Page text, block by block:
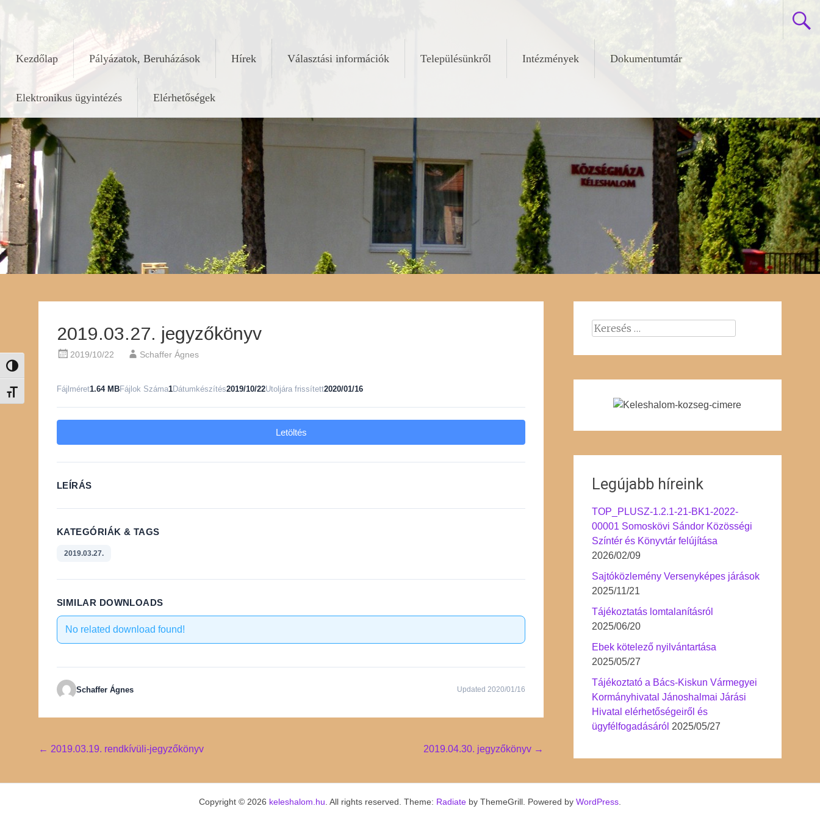
Nagy kontraszt váltása
Betűméret váltása
Kezdőlap Pályázatok, Beruházások Hírek Választási információk Településünkről Intézmények Dokumentumtár
Elektronikus ügyintézés Elérhetőségek
2019.03.27. jegyzőkönyv
2019/10/22 Schaffer Ágnes
Fájlméret1.64 MBFájlok Száma1Dátumkészítés2019/10/22Utoljára frissített2020/01/16
Letöltés
LEÍRÁS
KATEGÓRIÁK & TAGS
2019.03.27.
SIMILAR DOWNLOADS
No related download found!
Schaffer Ágnes Updated 2020/01/16
Post
← 2019.03.19. rendkívüli-jegyzőkönyv 2019.04.30. jegyzőkönyv →
Keresés:
Legújabb híreink
TOP_PLUSZ-1.2.1-21-BK1-2022-
00001 Somoskövi Sándor Közösségi
Színtér és Könyvtár felújítása
2026/02/09
Sajtóközlemény Versenyképes járások
2025/11/21
Tájékoztatás lomtalanításról
2025/06/20
Ebek kötelező nyilvántartása
2025/05/27
Tájékoztató a Bács-Kiskun Vármegyei
Kormányhivatal Jánoshalmai Járási
Hivatal elérhetőségeiről és
ügyfélfogadásáról 2025/05/27
Copyright © 2026 keleshalom.hu . All rights reserved. Theme: Radiate by ThemeGrill. Powered by WordPress